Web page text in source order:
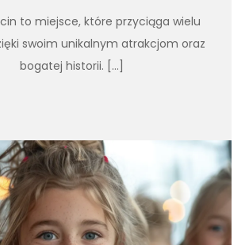
to miejsce, które przyciąga wielu
swoim unikalnym atrakcjom oraz
bogatej historii. […]